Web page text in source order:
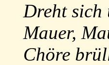
Dreht sich
Mauer,
Chöre